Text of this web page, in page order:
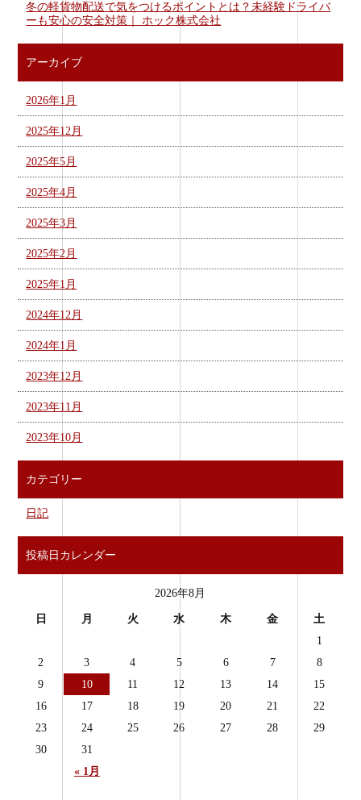
冬の軽貨物配送で気をつけるポイントとは？未経験ドライバ
ーも安心の安全対策｜ ホック株式会社
アーカイブ
2026年1月
2025年12月
2025年5月
2025年4月
2025年3月
2025年2月
2025年1月
2024年12月
2024年1月
2023年12月
2023年11月
2023年10月
カテゴリー
日記
投稿日カレンダー
2026年8月
日 月 火 水 木 金 土
« 1月
1
2
3 4 5 6 7
8
9
10 11 12 13 14
15
16
17 18 19 20 21
22
23
24 25 26 27 28
29
30
31